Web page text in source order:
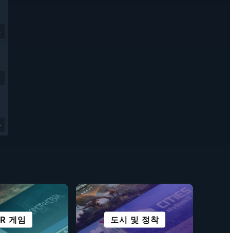
게임 도시 및 정착
액션 모든 스포츠
격투 생존
사이버펑크 로그라이크